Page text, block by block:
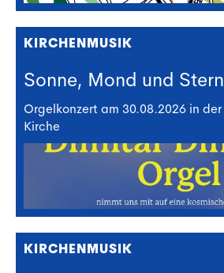
KIRCHENMUSIK
Sonne, Mond und
Orgelkonzert am 30.08.2026 in
Kirche
KIRCHENMUSIK